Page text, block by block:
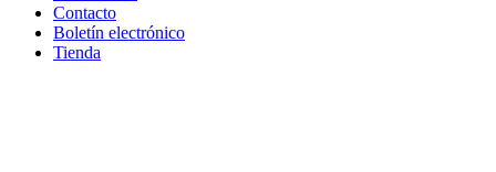
Contacto
Boletín electrónico
Tienda